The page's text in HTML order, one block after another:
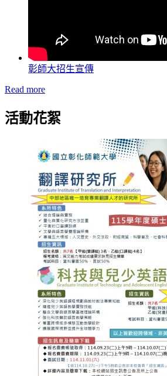
彰師大招生宣傳
Read more
活動花絮